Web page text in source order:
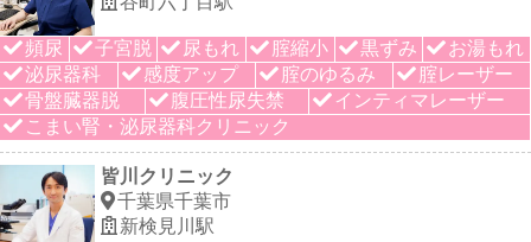
頻尿 子宮脱 尿もれ 腟縮小 黒ずみ
お湯もれ
泌尿器科
感度アップ 腟のゆるみ
腟レーザー
骨盤臓器脱
腹圧性尿失禁
インティマレーザー
こまい腎・泌尿器科クリニック
皆川クリニック
千葉県千葉市
新検見川駅